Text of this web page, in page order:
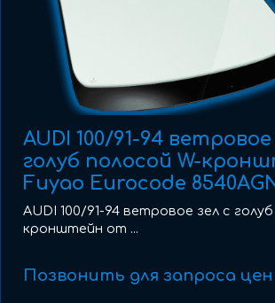
AUDI 100/91-94 ветровое
голуб полосой W-
Fuyao Eurocode
AUDI 100/91-94 ветровое зел с
кронштейн от ...
Позвонить для запроса